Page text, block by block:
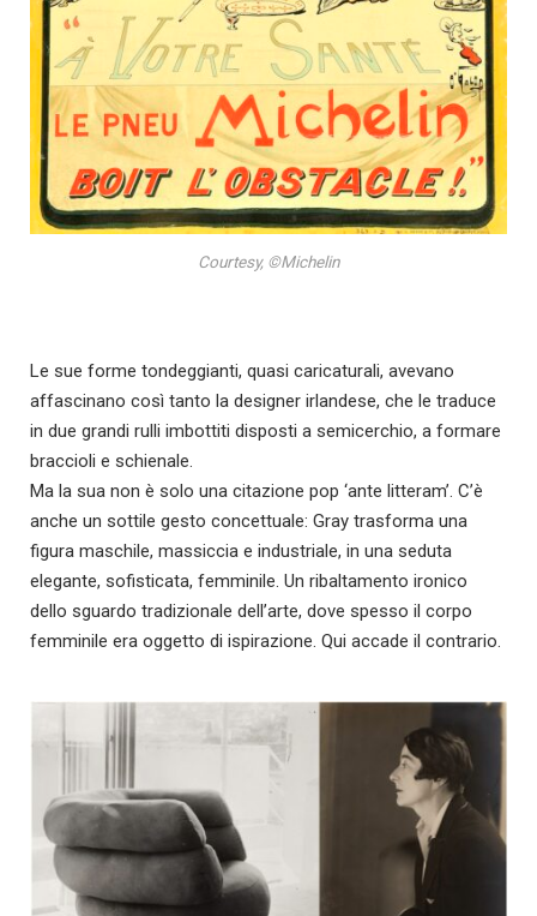
Courtesy, ©Michelin
Le sue forme tondeggianti, quasi caricaturali, avevano
affascinano così tanto la designer irlandese, che le traduce
in due grandi rulli imbottiti disposti a semicerchio, a formare
braccioli e schienale.
Ma la sua non è solo una citazione pop ‘ante litteram’. C’è
anche un sottile gesto concettuale: Gray trasforma una
figura maschile, massiccia e industriale, in una seduta
elegante, sofisticata, femminile. Un ribaltamento ironico
dello sguardo tradizionale dell’arte, dove spesso il corpo
femminile era oggetto di ispirazione. Qui accade il contrario.